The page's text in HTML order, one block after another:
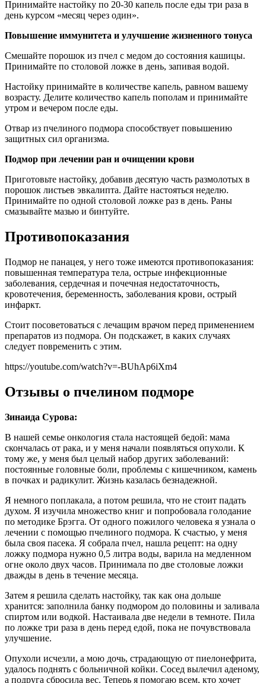
Принимайте настойку по 20-30 капель после еды три раза в
день курсом «месяц через один».
Повышение иммунитета и улучшение жизненного тонуса
Смешайте порошок из пчел с медом до состояния кашицы.
Принимайте по столовой ложке в день, запивая водой.
Настойку принимайте в количестве капель, равном вашему
возрасту. Делите количество капель пополам и принимайте
утром и вечером после еды.
Отвар из пчелиного подмора способствует повышению
защитных сил организма.
Подмор при лечении ран и очищении крови
Приготовьте настойку, добавив десятую часть размолотых в
порошок листьев эвкалипта. Дайте настояться неделю.
Принимайте по одной столовой ложке раз в день. Раны
смазывайте мазью и бинтуйте.
Противопоказания
Подмор не панацея, у него тоже имеются противопоказания:
повышенная температура тела, острые инфекционные
заболевания, сердечная и почечная недостаточность,
кровотечения, беременность, заболевания крови, острый
инфаркт.
Стоит посоветоваться с лечащим врачом перед применением
препаратов из подмора. Он подскажет, в каких случаях
следует повременить с этим.
https://youtube.com/watch?v=-BUhAp6iXm4
Отзывы о пчелином подморе
Зинаида Сурова:
В нашей семье онкология стала настоящей бедой: мама
скончалась от рака, и у меня начали появляться опухоли. К
тому же, у меня был целый набор других заболеваний:
постоянные головные боли, проблемы с кишечником, камень
в почках и радикулит. Жизнь казалась безнадежной.
Я немного поплакала, а потом решила, что не стоит падать
духом. Я изучила множество книг и попробовала голодание
по методике Брэгга. От одного пожилого человека я узнала о
лечении с помощью пчелиного подмора. К счастью, у меня
была своя пасека. Я собрала пчел, нашла рецепт: на одну
ложку подмора нужно 0,5 литра воды, варила на медленном
огне около двух часов. Принимала по две столовые ложки
дважды в день в течение месяца.
Затем я решила сделать настойку, так как она дольше
хранится: заполнила банку подмором до половины и заливала
спиртом или водкой. Настаивала две недели в темноте. Пила
по ложке три раза в день перед едой, пока не почувствовала
улучшение.
Опухоли исчезли, а мою дочь, страдающую от пиелонефрита,
удалось поднять с больничной койки. Сосед вылечил аденому,
а подруга сбросила вес. Теперь я помогаю всем, кто хочет